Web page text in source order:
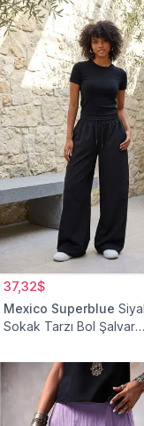
37,32$
Mexico Superblue
Sokak Tarzı Bol Şalvar